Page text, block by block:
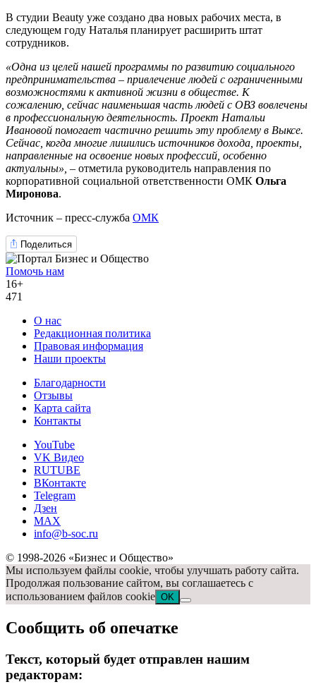
В студии Beauty уже создано два новых рабочих места, в
следующем году Наталья планирует расширить штат
сотрудников.
«Одна из целей нашей программы по развитию социального
предпринимательства – привлечение людей с ограниченными
возможностями к активной жизни в обществе. К
сожалению, сейчас наименьшая часть людей с ОВЗ вовлечены
в профессиональную деятельность. Проект Натальи
Ивановой помогает частично решить эту проблему в Выксе.
Сейчас, когда многие лишились источников дохода, проекты,
направленные на освоение новых профессий, особенно
актуальны», – отметила руководитель направления по
корпоративной социальной ответственности ОМК Ольга
Миронова.
Источник – пресс-служба ОМК
Поделиться
Помочь нам
16+
471
О нас
Редакционная политика
Правовая информация
Наши проекты
Благодарности
Отзывы
Карта сайта
Контакты
YouTube
VK Видео
RUTUBE
ВКонтакте
Telegram
Дзен
MAX
info@b-soc.ru
© 1998-2026 «Бизнес и Общество»
Мы используем файлы cookie, чтобы улучшать работу сайта.
Продолжая пользование сайтом, вы соглашаетесь с
использованием файлов cookie OK
Сообщить об опечатке
Текст, который будет отправлен нашим
редакторам: